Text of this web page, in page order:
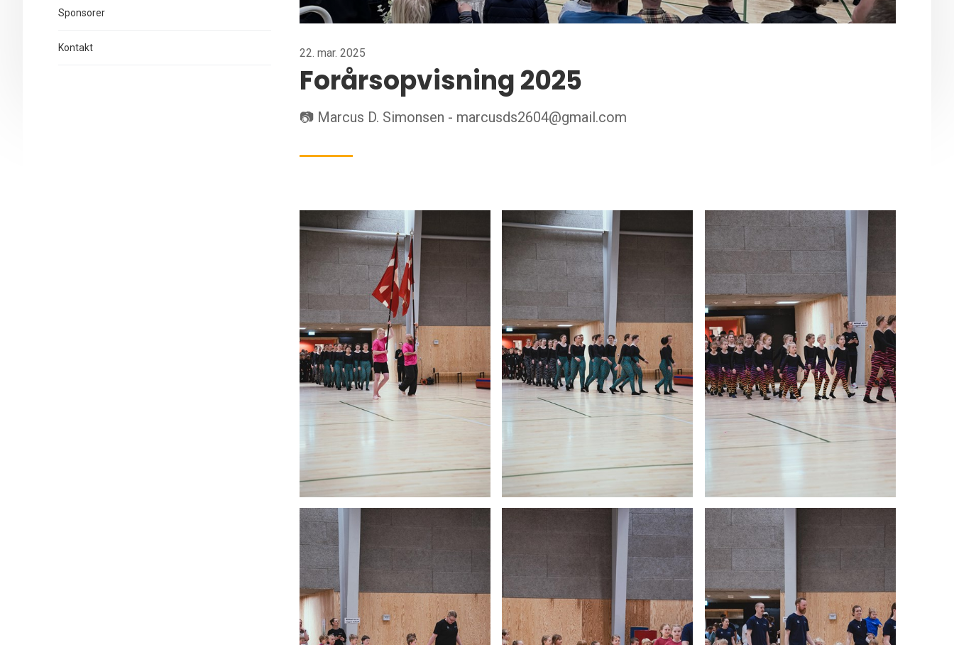
22. mar. 2025
Forårsopvisning 2025
📷 Marcus D. Simonsen - marcusds2604@gmail.com
Sponsorer
Kontakt